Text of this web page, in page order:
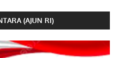
(AJUN RI)